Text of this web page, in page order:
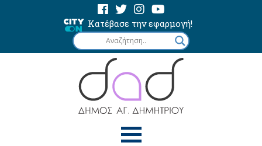
Κατέβασε την εφαρμογή!